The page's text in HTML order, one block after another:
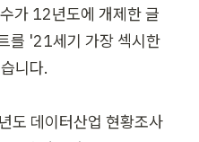
가 12년도에 개제한 글
를 '21세기 가장 섹시한
니다.
도 데이터산업 현황조사